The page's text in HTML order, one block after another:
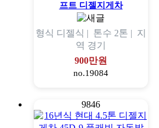
프트 디젤지게차
형식 디젤식 | 톤수 2톤 | 지
역 경기
900만원
no.19084
9846